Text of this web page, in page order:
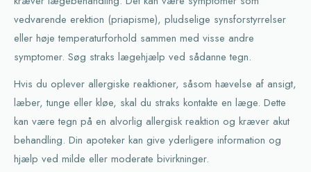
vedvarende erektion (priapisme), pludselige synsforstyrrelser
eller høje temperaturforhold sammen med visse andre
symptomer. Søg straks lægehjælp ved sådanne tegn.
Hvis du oplever allergiske reaktioner, såsom hævelse af ansigt,
læber, tunge eller kløe, skal du straks kontakte en læge. Dette
kan være tegn på en alvorlig allergisk reaktion og kræver akut
behandling. Din apoteker kan give yderligere information og
hjælp ved milde eller moderate bivirkninger.